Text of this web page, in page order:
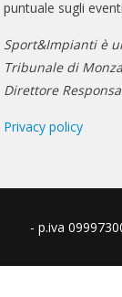
puntuale sugli
Sport&Impianti è
Tribunale di
Direttore
Privacy policy
- p.iva